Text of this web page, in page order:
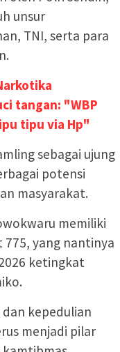
unsur
TNI, serta para
tangan: "WBP
tipu via Hp"
sebagai ujung
potensi
masyarakat.
memiliki
yang nantinya
ketingkat
kepedulian
menjadi pilar